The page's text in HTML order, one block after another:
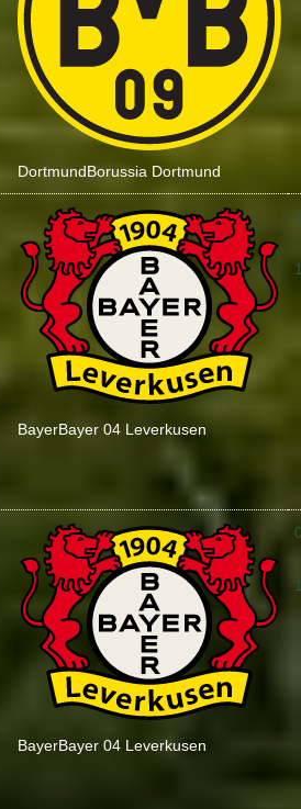
DortmundBorussia Dortmund
BayerBayer 04 Leverkusen
:
BayerBayer 04 Leverkusen
: